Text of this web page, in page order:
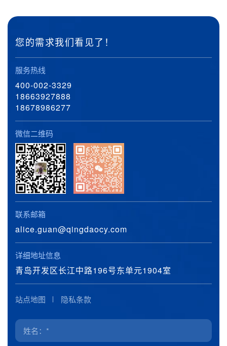
您的需求我们看见了！
服务热线
400-002-3329
18663927888
18678986277
微信二维码
联系邮箱
alice.guan@qingdaocy.com
详细地址信息
青岛开发区长江中路196号东单元1904室
站点地图 隐私条款